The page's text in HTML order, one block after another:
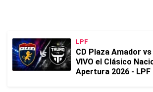
LPF
CD Plaza Amador vs
VIVO el Clásico
Apertura 2026 - LPF